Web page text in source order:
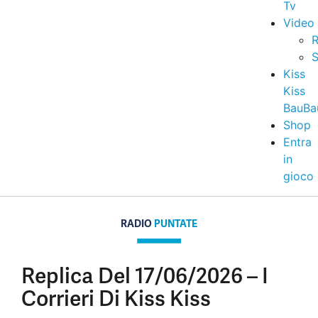
Tv
Video
Kiss
Kiss
Shop
Entra
in
gioco
RADIO PUNTATE
Replica Del 17/06/2026 – I
Corrieri Di Kiss Kiss